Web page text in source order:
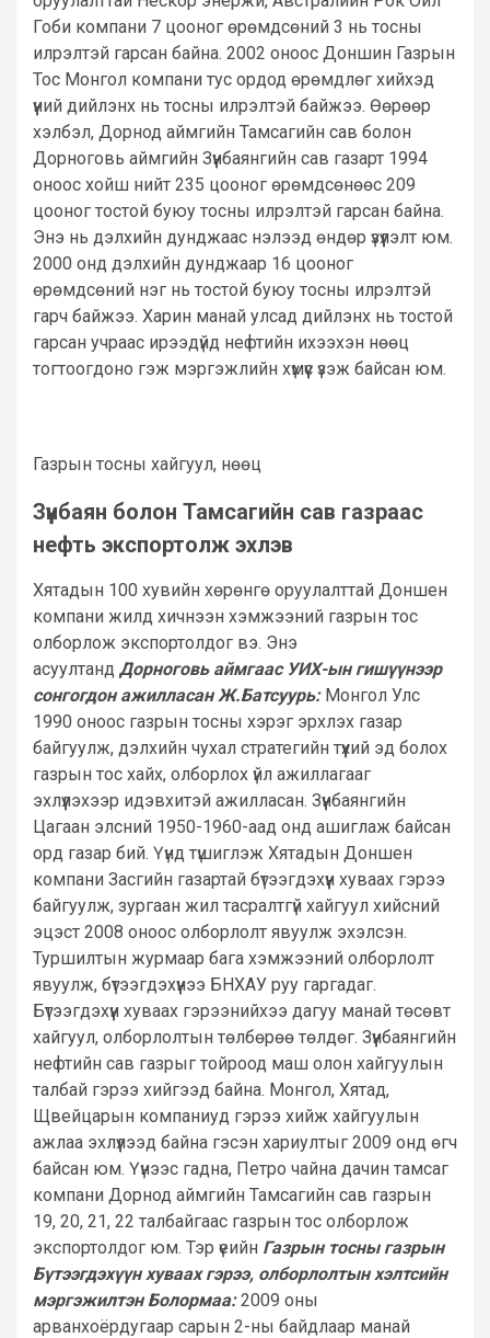
Гоби компани 7 цооног өрөмдсөний 3 нь тосны
илрэлтэй гарсан байна. 2002 оноос Доншин Газрын
Тос Монгол компани тус ордод өрөмдлөг хийхэд
үүний дийлэнх нь тосны илрэлтэй байжээ. Өөрөөр
хэлбэл, Дорнод аймгийн Тамсагийн сав болон
Дорноговь аймгийн Зүүнбаянгийн сав газарт 1994
оноос хойш нийт 235 цооног өрөмдсөнөөс 209
цооног тостой буюу тосны илрэлтэй гарсан байна.
Энэ нь дэлхийн дунджаас нэлээд өндөр үзүүлэлт юм.
2000 онд дэлхийн дунджаар 16 цооног
өрөмдсөний нэг нь тостой буюу тосны илрэлтэй
гарч байжээ. Харин манай улсад дийлэнх нь тостой
гарсан учраас ирээдүйд нефтийн ихээхэн нөөц
тогтоогдоно гэж мэргэжлийн хүмүүс үзэж байсан юм.
Газрын тосны хайгуул, нөөц
Зүүнбаян болон Тамсагийн сав газраас
нефть экспортолж эхлэв
Хятадын 100 хувийн хөрөнгө оруулалттай Доншен
компани жилд хичнээн хэмжээний газрын тос
олборлож экспортолдог вэ. Энэ
асуултанд Дорноговь аймгаас УИХ-ын гишүүнээр
сонгогдон ажилласан Ж.Батсуурь: Монгол Улс
1990 оноос газрын тосны хэрэг эрхлэх газар
байгуулж, дэлхийн чухал стратегийн түүхий эд болох
газрын тос хайх, олборлох үйл ажиллагааг
эхлүүлэхээр идэвхитэй ажилласан. Зүүнбаянгийн
Цагаан элсний 1950-1960-аад онд ашиглаж байсан
орд газар бий. Үүнд түшиглэж Хятадын Доншен
компани Засгийн газартай бүтээгдэхүүн хуваах гэрээ
байгуулж, зургаан жил тасралтгүй хайгуул хийсний
эцэст 2008 оноос олборлолт явуулж эхэлсэн.
Туршилтын журмаар бага хэмжээний олборлолт
явуулж, бүтээгдэхүүнээ БНХАУ руу гаргадаг.
Бүтээгдэхүүн хуваах гэрээнийхээ дагуу манай төсөвт
хайгуул, олборлолтын төлбөрөө төлдөг. Зүүнбаянгийн
нефтийн сав газрыг тойроод маш олон хайгуулын
талбай гэрээ хийгээд байна. Монгол, Хятад,
Щвейцарын компаниуд гэрээ хийж хайгуулын
ажлаа эхлүүлээд байна гэсэн хариултыг 2009 онд өгч
байсан юм. Үүнээс гадна, Петро чайна дачин тамсаг
компани Дорнод аймгийн Тамсагийн сав газрын
19, 20, 21, 22 талбайгаас газрын тос олборлож
экспортолдог юм. Тэр үеийн Газрын тосны газрын
Бүтээгдэхүүн хуваах гэрээ, олборлолтын хэлтсийн
мэргэжилтэн Болормаа:2009 оны
арванхоёрдугаар сарын 2-ны байдлаар манай